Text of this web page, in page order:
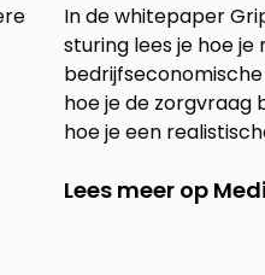
In de whitepaper
sturing lees je hoe
hoe je de zorgvraag
hoe je een
Lees meer op